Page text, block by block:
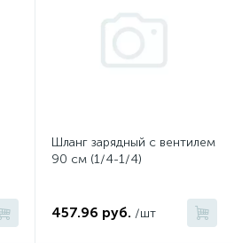
Шланг зарядный с вентилем
90 см (1/4-1/4)
457.96 руб. /шт